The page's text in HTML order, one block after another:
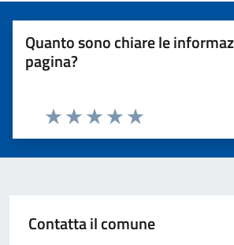
Quanto sono chiare le
pagina?
Valuta 5 stelle su 5
Valuta 4 stelle su 5
Valuta 3 stelle su 5
Valuta 2 stelle su 5
Valuta 1 stelle su 5
Contatta il comune